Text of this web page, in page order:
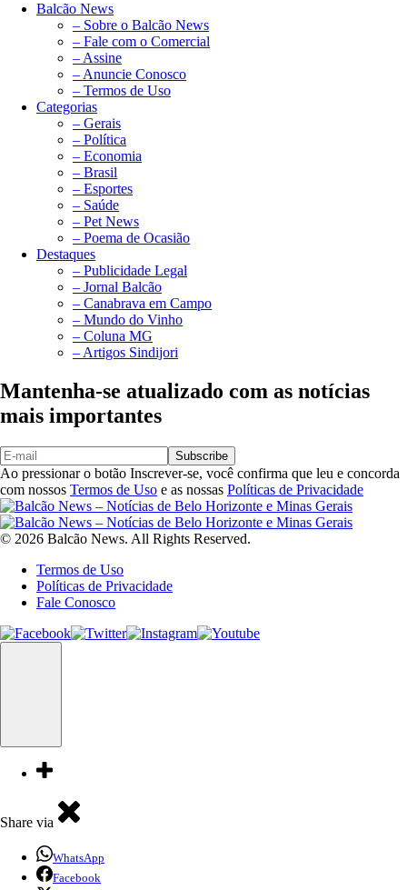
Balcão News
– Sobre o Balcão News
– Fale com o Comercial
– Assine
– Anuncie Conosco
– Termos de Uso
Categorias
– Gerais
– Política
– Economia
– Brasil
– Esportes
– Saúde
– Pet News
– Poema de Ocasião
Destaques
– Publicidade Legal
– Jornal Balcão
– Canabrava em Campo
– Mundo do Vinho
– Coluna MG
– Artigos Sindijori
Mantenha-se atualizado com as notícias
mais importantes
Subscribe
Ao pressionar o botão Inscrever-se, você confirma que leu e concorda
com nossos Termos de Uso e as nossas Políticas de Privacidade
© 2026 Balcão News. All Rights Reserved.
Termos de Uso
Políticas de Privacidade
Fale Conosco
Share via
WhatsApp
Facebook